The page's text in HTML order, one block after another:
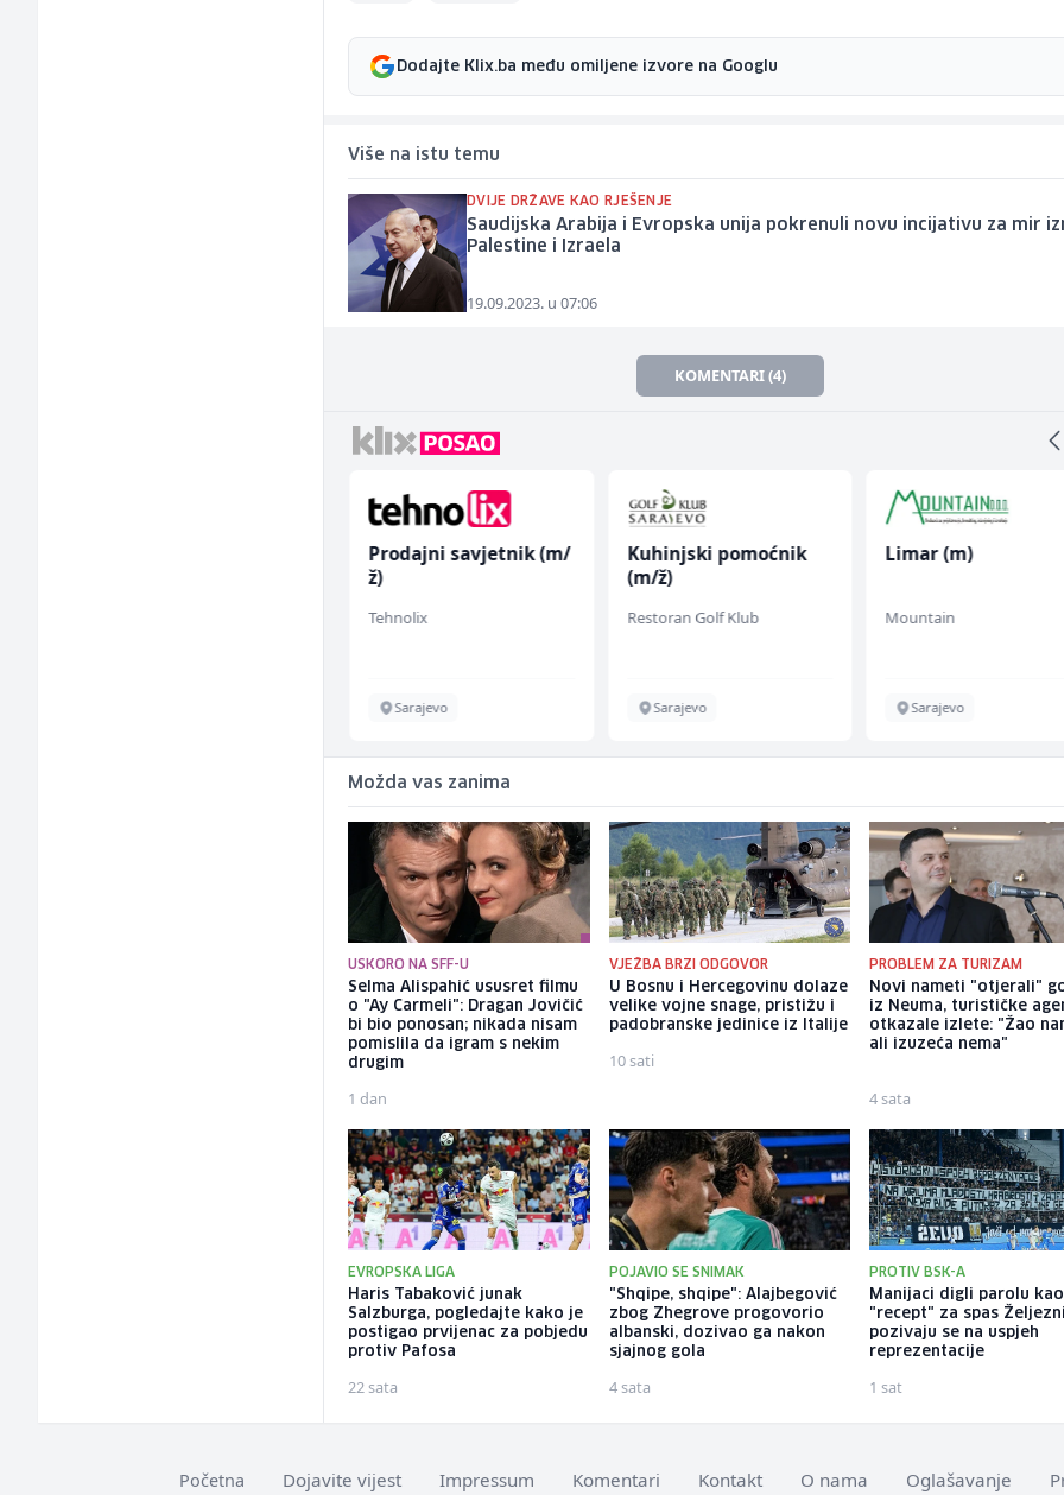
Dodajte Klix.ba među omiljene izvore na Googlu
Više na istu temu
DVIJE DRŽAVE KAO RJEŠENJE
Saudijska Arabija i Evropska unija pokrenuli novu incijativu za mir
Palestine i Izraela
19.09.2023. u 07:06
KOMENTARI (4)
Prodajni savjetnik (m/
ž)
Tehnolix
Sarajevo
Kuhinjski pomoćnik
(m/ž)
Restoran Golf Klub
Sarajevo
Limar (m)
Mountain
Sarajevo
Možda vas zanima
USKORO NA SFF-U
Selma Alispahić ususret filmu
o "Ay Carmeli": Dragan Jovičić
bi bio ponosan; nikada nisam
pomislila da igram s nekim
drugim
1 dan
VJEŽBA BRZI ODGOVOR
U Bosnu i Hercegovinu dolaze
velike vojne snage, pristižu i
padobranske jedinice iz Italije
10 sati
PROBLEM ZA TURIZAM
Novi nameti "otjerali"
iz Neuma, turističke
otkazale izlete: "Žao
ali izuzeća nema"
4 sata
EVROPSKA LIGA
Haris Tabaković junak
Salzburga, pogledajte kako je
postigao prvijenac za pobjedu
protiv Pafosa
22 sata
POJAVIO SE SNIMAK
"Shqipe, shqipe": Alajbegović
zbog Zhegrove progovorio
albanski, dozivao ga nakon
sjajnog gola
4 sata
PROTIV BSK-A
Manijaci digli parolu kao
"recept" za spas
pozivaju se na uspjeh
reprezentacije
1 sat
Početna Dojavite vijest Impressum Komentari Kontakt O nama Oglašavanje